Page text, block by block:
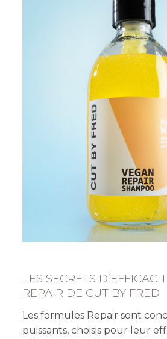
LES SECRETS
REPAIR DE CUT BY FRED
Les formules Repair sont
puissants, choisis pour leur